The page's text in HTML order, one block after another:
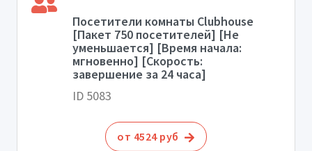
Посетители комнаты Clubhouse
[Пакет 750 посетителей] [Не
уменьшается] [Время начала:
мгновенно] [Скорость:
завершение за 24 часа]
ID 5083
от 4524 руб